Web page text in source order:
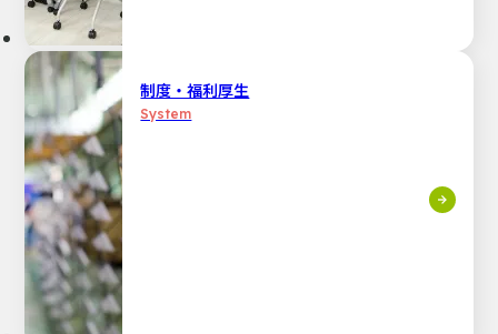
制度・福利厚生
System